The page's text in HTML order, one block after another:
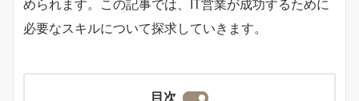
められます。この記事では、IT営業が成功するために
必要なスキルについて探求していきます。
目次